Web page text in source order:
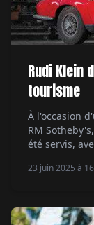
Rudi Klein
tourisme
À l'occasion
RM
été servis,
Thomas.
23 juin 2025 à